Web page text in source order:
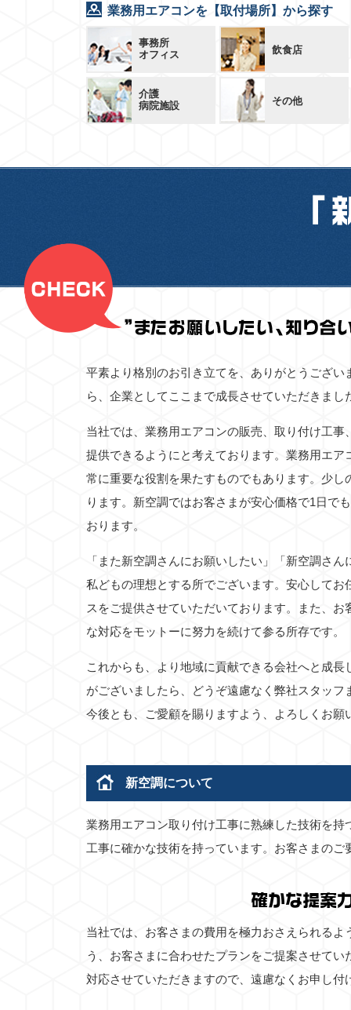
業務用エアコンを【取付場所】から探す
事務所
オフィス
飲食店
介護
病院施設
その他
平素より格別のお引き立てを、ありがとうござ
ら、企業としてここまで成長させていただきまし
当社では、業務用エアコンの販売、取り付け工
提供できるようにと考えております。業務用エ
常に重要な役割を果たすものでもあります。少
ります。新空調ではお客さまが安心価格で1日で
おります。
「また新空調さんにお願いしたい」「新空調さ
私どもの理想とする所でございます。安心して
スをご提供させていただいております。また、
な対応をモットーに努力を続けて参る所存です。
これからも、より地域に貢献できる会社へと成
がございましたら、どうぞ遠慮なく弊社スタッ
今後とも、ご愛顧を賜りますよう、よろしくお願
新空調について
業務用エアコン取り付け工事に熟練した技術を
工事に確かな技術を持っています。お客さまの
確かな提案
当社では、お客さまの費用を極力おさえられる
う、お客さまに合わせたプランをご提案させて
対応させていただきますので、遠慮なくお申し付